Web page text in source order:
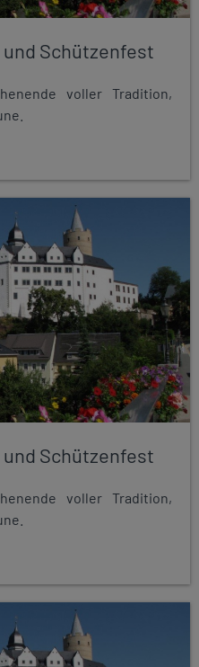
Schützenfest
voller Tradition,
Schützenfest
voller Tradition,